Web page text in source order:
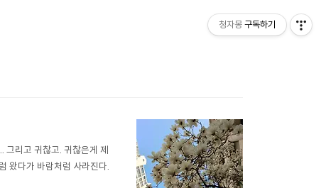
그리고 귀찮고. 귀찮은게 제
왔다가 바람처럼 사라진다.
청자몽 구독하기